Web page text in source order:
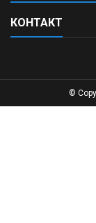
КОНТАКТ
©